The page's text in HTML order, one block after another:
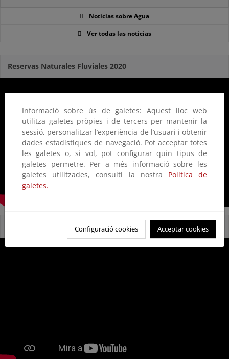
Noticias sobre Agua
Ver todas las noticias
Reservas Naturales Fluviales 2020
Reservas Naturales Fluviales
Informació sobre ús de galetes: Aquest lloc web
utilitza galetes pròpies i de tercers per mantenir la
sessió, personalitzar l’experiència de l’usuari i obtenir
dades estadístiques de navegació. Pot acceptar totes
les galetes o, si vol, pot configurar quin tipus de
galetes permetre. Per a més informació sobre les
galetes utilitzades, consulti la nostra Política de
galetes.
Configuració cookies Acceptar cookies